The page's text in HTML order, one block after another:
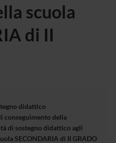
scuola
di II
didattico
conseguimento della
di sostegno didattico agli
SECONDARIA di II GRADO